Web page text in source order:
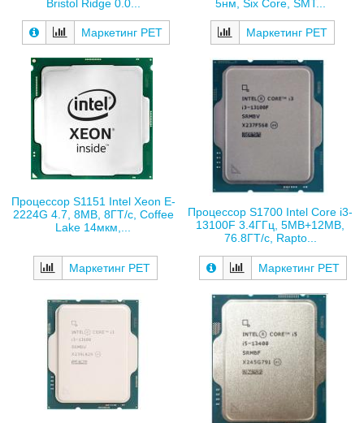
Bristol Ridge 0.0...
Маркетинг РЕТ
5нм, Six Core, SMT...
Маркетинг РЕТ
Процессор S1151 Intel Xeon E-
2224G 4.7, 8MB, 8ГТ/с, Coffee
Lake 14мкм,...
Маркетинг РЕТ
Процессор S1700 Intel Core i3-
13100F 3.4ГГц, 5MB+12MB,
76.8ГТ/с, Rapto...
Маркетинг РЕТ